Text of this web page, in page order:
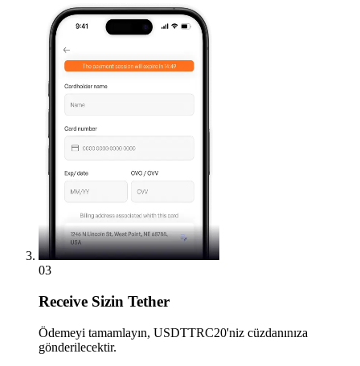
03
Receive Sizin Tether
Ödemeyi tamamlayın, USDTTRC20'niz cüzdanınıza
gönderilecektir.